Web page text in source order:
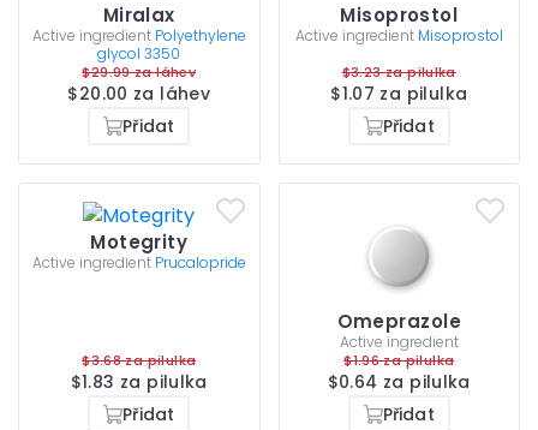
Miralax
Active ingredient Polyethylene
glycol 3350
$29.99 za láhev
$20.00 za láhev
Přidat
Misoprostol
Active ingredient Misoprostol
$3.23 za pilulka
$1.07 za pilulka
Přidat
Motegrity
Active ingredient Prucalopride
$3.68 za pilulka
$1.83 za pilulka
Přidat
Omeprazole
Active ingredient
$1.96 za pilulka
$0.64 za pilulka
Přidat